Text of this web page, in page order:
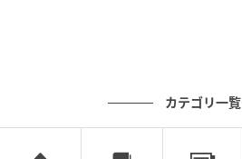
カテゴリ一覧